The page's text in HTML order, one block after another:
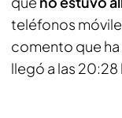
teléfonos
comento que
llegó a las 20:28